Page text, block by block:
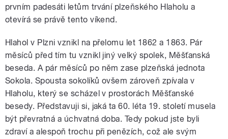
prvním padesáti letům trvání plzeňského Hlaholu a
otevírá se právě tento víkend.
Hlahol v Plzni vznikl na přelomu let 1862 a 1863. Pár
měsíců před tím tu vznikl jiný velký spolek, Měšťanská
beseda. A pár měsíců po něm zase plzeňská jednota
Sokola. Spousta sokolíků ovšem zároveň zpívala v
Hlaholu, který se scházel v prostorách Měšťanské
besedy. Představuji si, jaká ta 60. léta 19. století musela
být převratná a úchvatná doba. Tedy pokud jste byli
zdraví a alespoň trochu při penězích, což ale svým